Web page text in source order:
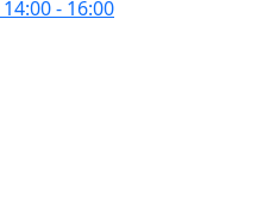
14:00 - 16:00